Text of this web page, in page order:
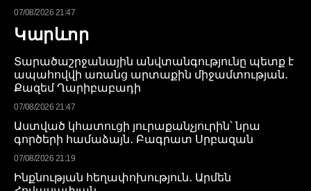
07/08/2026 21:47
Կարևոր
Տարածաշրջանային անվտանգությունը պետք է
ապահովվի առանց արտաքին միջամտության․
Քազեմ Ղարիբաբադի
07/08/2026 21:47
Աստված կհատուցի յուրաքանչյուրին՝ նրա
գործերի համաձայն․ Բագրատ Սրբազան
07/08/2026 21:19
Ինքնության հեղափոխություն․ Արմեն